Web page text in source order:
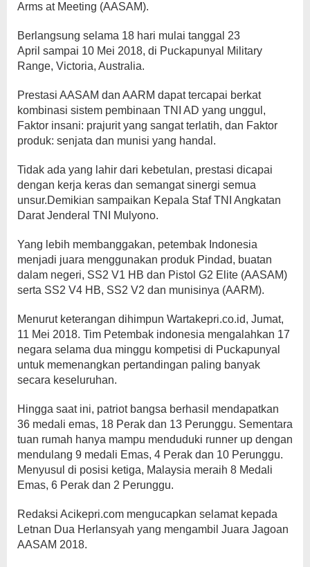
Arms at Meeting (AASAM).
Berlangsung selama 18 hari mulai tanggal 23
April sampai 10 Mei 2018, di Puckapunyal Military
Range, Victoria, Australia.
Prestasi AASAM dan AARM dapat tercapai berkat
kombinasi sistem pembinaan TNI AD yang unggul,
Faktor insani: prajurit yang sangat terlatih, dan Faktor
produk: senjata dan munisi yang handal.
Tidak ada yang lahir dari kebetulan, prestasi dicapai
dengan kerja keras dan semangat sinergi semua
unsur.Demikian sampaikan Kepala Staf TNI Angkatan
Darat Jenderal TNI Mulyono.
Yang lebih membanggakan, petembak Indonesia
menjadi juara menggunakan produk Pindad, buatan
dalam negeri, SS2 V1 HB dan Pistol G2 Elite (AASAM)
serta SS2 V4 HB, SS2 V2 dan munisinya (AARM).
Menurut keterangan dihimpun Wartakepri.co.id, Jumat,
11 Mei 2018. Tim Petembak indonesia mengalahkan 17
negara selama dua minggu kompetisi di Puckapunyal
untuk memenangkan pertandingan paling banyak
secara keseluruhan.
Hingga saat ini, patriot bangsa berhasil mendapatkan
36 medali emas, 18 Perak dan 13 Perunggu. Sementara
tuan rumah hanya mampu menduduki runner up dengan
mendulang 9 medali Emas, 4 Perak dan 10 Perunggu.
Menyusul di posisi ketiga, Malaysia meraih 8 Medali
Emas, 6 Perak dan 2 Perunggu.
Redaksi Acikepri.com mengucapkan selamat kepada
Letnan Dua Herlansyah yang mengambil Juara Jagoan
AASAM 2018.